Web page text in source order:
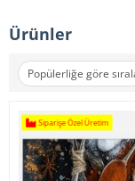
Ürünler
Popülerliğe göre
Siparişe Özel Üretim